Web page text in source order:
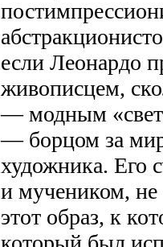
если Леонардо
живописцем,
— модным
— борцом за
художника. Его
и мучеником,
этот образ, к